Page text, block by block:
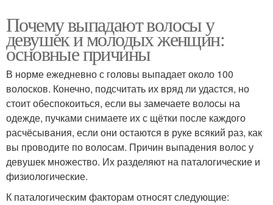
Почему выпадают волосы у
девушек и молодых женщин:
основные причины
В норме ежедневно с головы выпадает около 100
волосков. Конечно, подсчитать их вряд ли удастся, но
стоит обеспокоиться, если вы замечаете волосы на
одежде, пучками снимаете их с щётки после каждого
расчёсывания, если они остаются в руке всякий раз, как
вы проводите по волосам. Причин выпадения волос у
девушек множество. Их разделяют на паталогические и
физиологические.
К паталогическим факторам относят следующие: